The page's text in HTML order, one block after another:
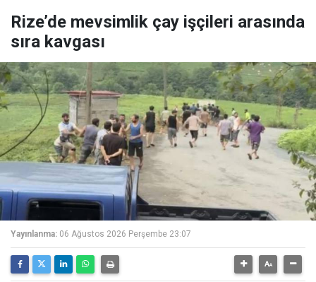
Rize’de mevsimlik çay işçileri arasında
sıra kavgası
Yayınlanma: 06 Ağustos 2026 Perşembe 23:07